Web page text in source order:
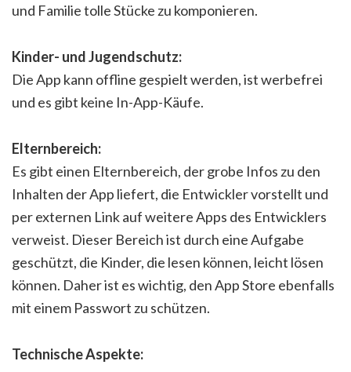
und Familie tolle Stücke zu komponieren.
Kinder- und Jugendschutz:
Die App kann offline gespielt werden, ist werbefrei
und es gibt keine In-App-Käufe.
Elternbereich:
Es gibt einen Elternbereich, der grobe Infos zu den
Inhalten der App liefert, die Entwickler vorstellt und
per externen Link auf weitere Apps des Entwicklers
verweist. Dieser Bereich ist durch eine Aufgabe
geschützt, die Kinder, die lesen können, leicht lösen
können. Daher ist es wichtig, den App Store ebenfalls
mit einem Passwort zu schützen.
Technische Aspekte: